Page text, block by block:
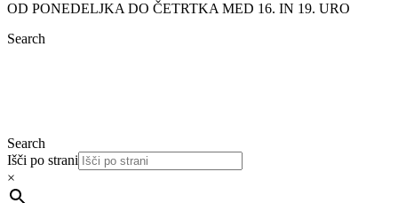
OD PONEDELJKA DO ČETRTKA MED 16. IN 19. URO
Search
Search
Išči po strani
×